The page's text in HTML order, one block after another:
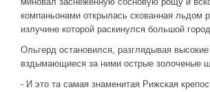
компаньонами открылась скованная льдом
излучине которой раскинулся большой
Ольгерд остановился, разглядывая
вздымающиеся за ними острые золоченые
- И это та самая знаменитая Рижская